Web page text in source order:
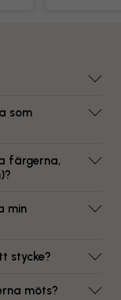
som
färgerna,
min
stycke?
möts?